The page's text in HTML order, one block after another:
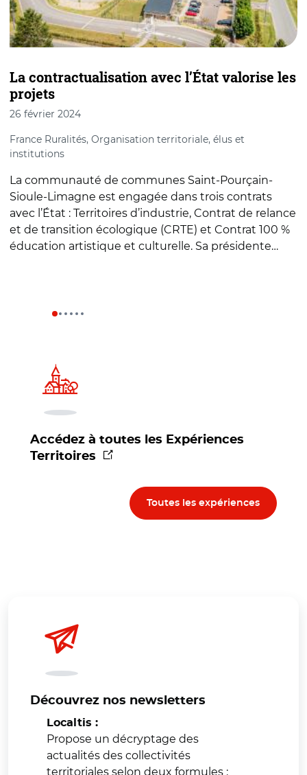
La contractualisation avec l’État valorise les
projets
26 février 2024
France Ruralités, Organisation territoriale, élus et
institutions
La communauté de communes Saint-Pourçain-
Sioule-Limagne est engagée dans trois contrats
avec l’État : Territoires d’industrie, Contrat de relance
et de transition écologique (CRTE) et Contrat 100 %
éducation artistique et culturelle. Sa présidente…
Accédez à toutes les Expériences
Territoires
(nouvelle fenêtre)
Toutes les expériences
Découvrez nos newsletters
Localtis :
Propose un décryptage des
actualités des collectivités
territoriales selon deux formules :